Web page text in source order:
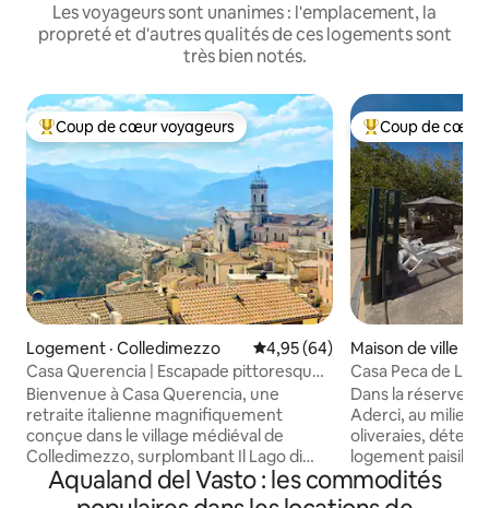
Les voyageurs sont unanimes : l'emplacement, la
propreté et d'autres qualités de ces logements sont
très bien notés.
Coup de cœur voyageurs parmi les plus aimés
Coup de cœur voyageurs
Logement · Colledimezzo Note moyenne de 4,95 sur 5,
4,95 (64)
Casa Querencia | Escapade pittoresque
au bord d'un lac italien
Bienvenue à Casa Querencia, une
retraite italienne magnifiquement
conçue dans le village médiéval de
Colledimezzo, surplombant Il Lago di
Bomba. Cette maison en pierre
restaurée avec amour offre quelque
Coup de cœur
Coup de cœur
Maison de ville ·
Casa Peca de
Dans la réserve
Aderci, au milieu
oliveraies,
logement
Fi,
clôturé avec
Aqualand del Vasto : les commodités